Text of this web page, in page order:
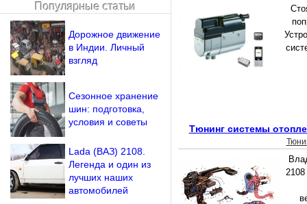
Тюнинг системы
Напомнить пароль?
Популярные статьи
Дорожное движение
в Индии. Личный
взгляд
Сезонное хранение
шин: подготовка,
условия и советы
Lada (ВАЗ) 2108.
Легенда и один из
лучших наших
автомобилей